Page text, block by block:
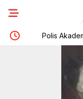
Polis Akademisi